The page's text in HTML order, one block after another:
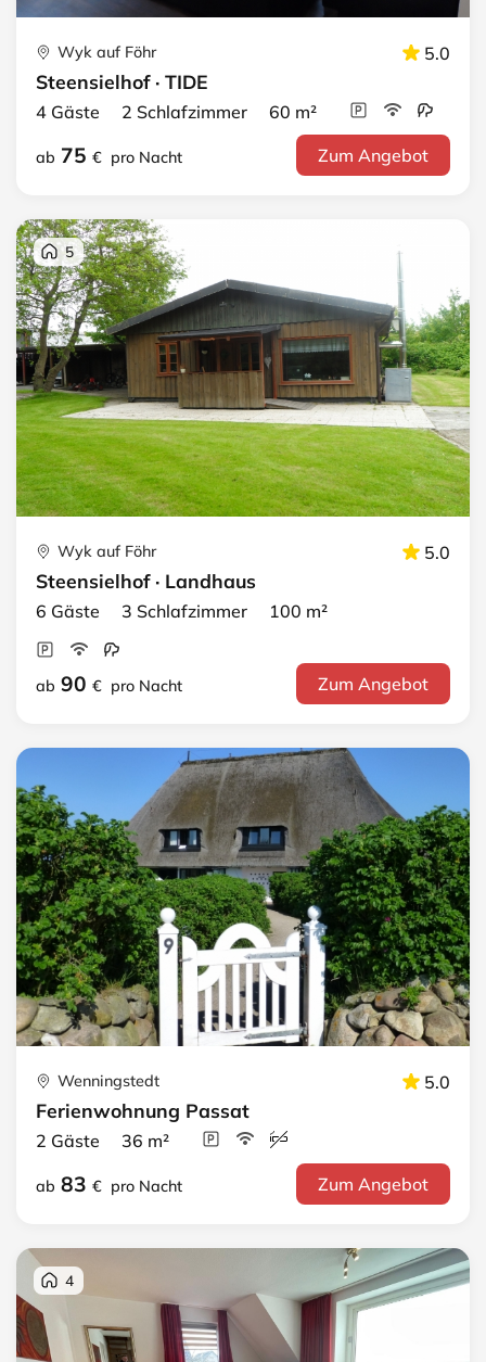
Wyk auf Föhr 5.0
Steensielhof · TIDE
4 Gäste 2 Schlafzimmer 60 m²
ab 75 € pro Nacht Zum Angebot
5
Wyk auf Föhr 5.0
Steensielhof · Landhaus
6 Gäste 3 Schlafzimmer 100 m²
ab 90 € pro Nacht Zum Angebot
Wenningstedt 5.0
Ferienwohnung Passat
2 Gäste 36 m²
ab 83 € pro Nacht Zum Angebot
4